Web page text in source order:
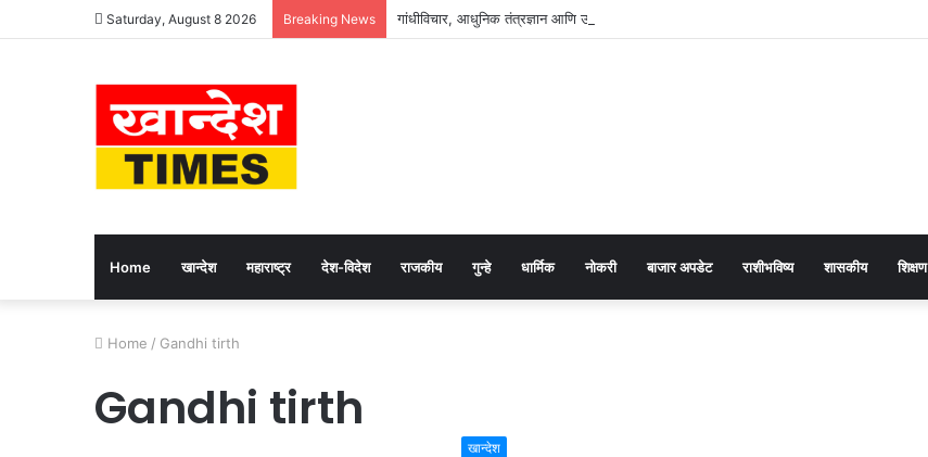
Saturday, August 8 2026 Breaking News गांधीविचार, आधुनिक तंत्रज्ञान आणि उद्योजकतेच्या संगमातून समृद्धीचा नवा मार्ग
Home खान्देश महाराष्ट्र देश-विदेश राजकीय गुन्हे धार्मिक नोकरी बाजार अपडेट राशीभविष्य शासकीय शिक्षण
Home / Gandhi tirth
Gandhi tirth
खान्देश